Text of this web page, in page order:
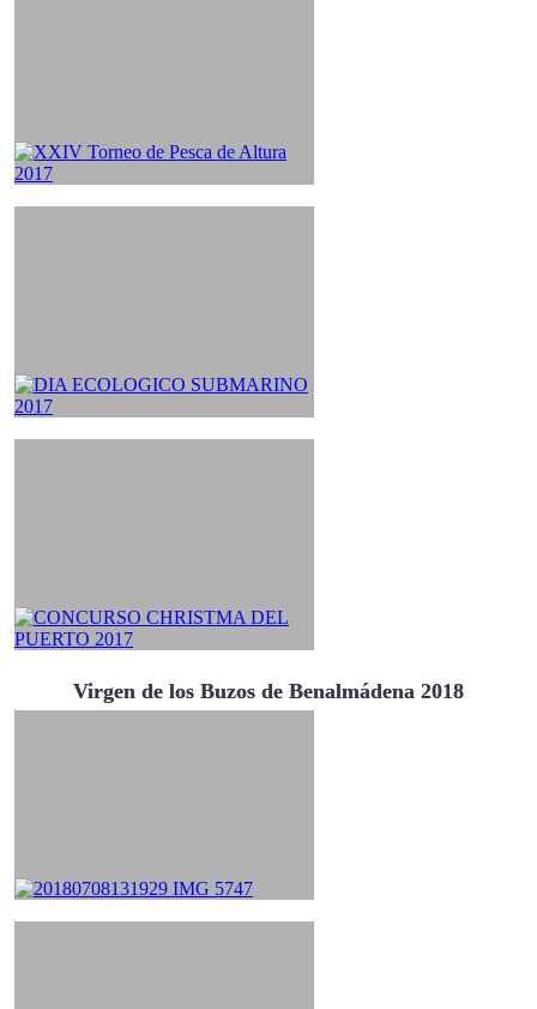
Virgen de los Buzos de Benalmádena 2018